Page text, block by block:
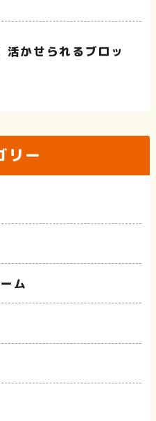
活かせられるブロッ
リー
ム